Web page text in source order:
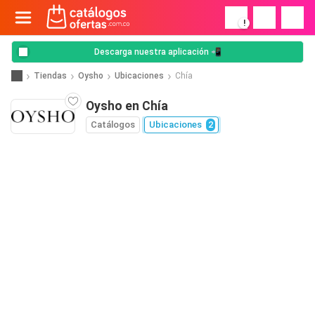
!
Descarga nuestra aplicación 📲
Tiendas Oysho Ubicaciones Chía
Oysho en Chía
Catálogos Ubicaciones 2